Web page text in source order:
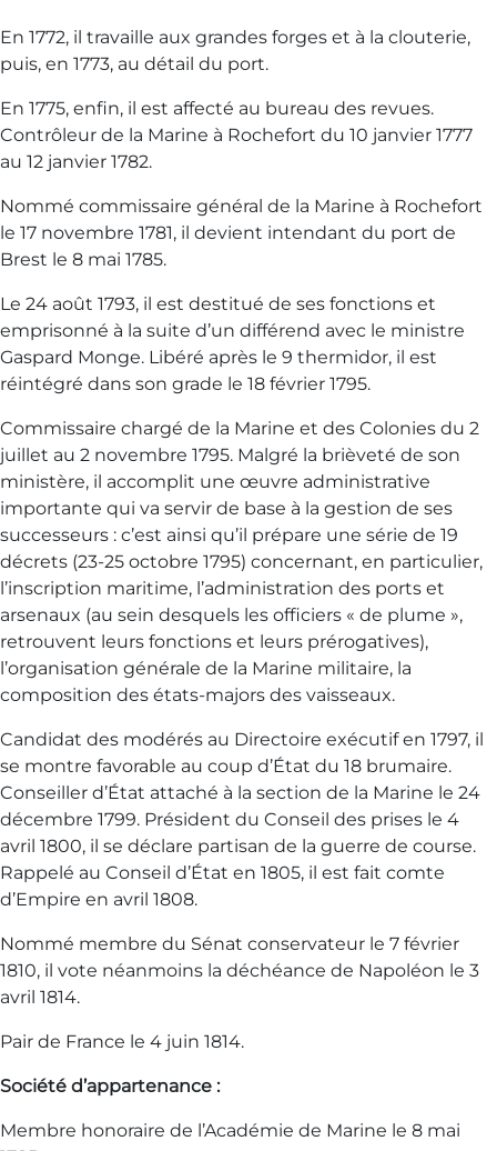
En 1772, il travaille aux grandes forges et à la clouterie,
puis, en 1773, au détail du port.
En 1775, enfin, il est affecté au bureau des revues.
Contrôleur de la Marine à Rochefort du 10 janvier 1777
au 12 janvier 1782.
Nommé commissaire général de la Marine à Rochefort
le 17 novembre 1781, il devient intendant du port de
Brest le 8 mai 1785.
Le 24 août 1793, il est destitué de ses fonctions et
emprisonné à la suite d’un différend avec le ministre
Gaspard Monge. Libéré après le 9 thermidor, il est
réintégré dans son grade le 18 février 1795.
Commissaire chargé de la Marine et des Colonies du 2
juillet au 2 novembre 1795. Malgré la brièveté de son
ministère, il accomplit une œuvre administrative
importante qui va servir de base à la gestion de ses
successeurs : c’est ainsi qu’il prépare une série de 19
décrets (23-25 octobre 1795) concernant, en particulier,
l’inscription maritime, l’administration des ports et
arsenaux (au sein desquels les officiers « de plume »,
retrouvent leurs fonctions et leurs prérogatives),
l’organisation générale de la Marine militaire, la
composition des états-majors des vaisseaux.
Candidat des modérés au Directoire exécutif en 1797, il
se montre favorable au coup d’État du 18 brumaire.
Conseiller d’État attaché à la section de la Marine le 24
décembre 1799. Président du Conseil des prises le 4
avril 1800, il se déclare partisan de la guerre de course.
Rappelé au Conseil d’État en 1805, il est fait comte
d’Empire en avril 1808.
Nommé membre du Sénat conservateur le 7 février
1810, il vote néanmoins la déchéance de Napoléon le 3
avril 1814.
Pair de France le 4 juin 1814.
Société d’appartenance :
Membre honoraire de l’Académie de Marine le 8 mai